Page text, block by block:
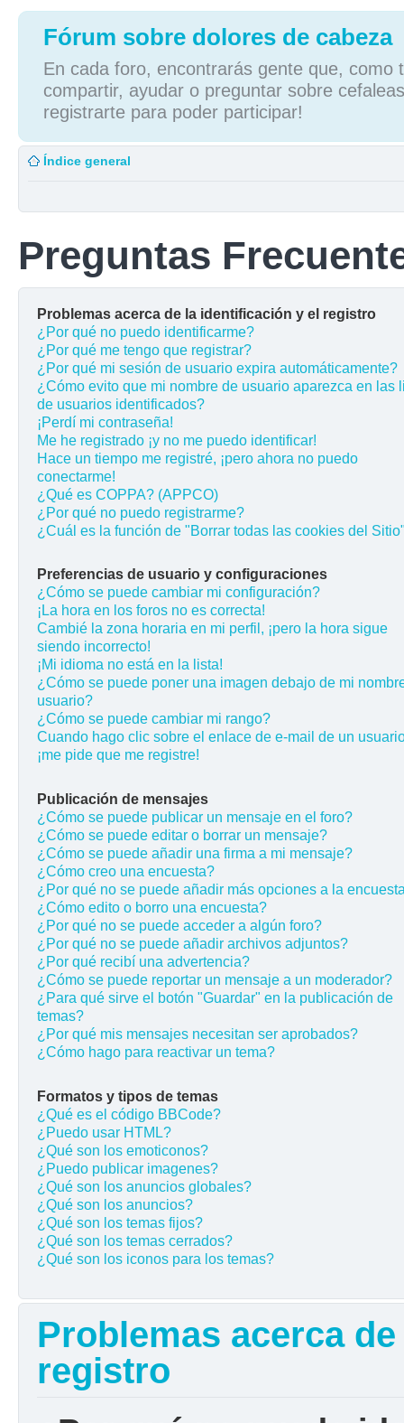
Fórum sobre dolores de cabeza
En cada foro, encontrarás gente que, como
compartir, ayudar o preguntar sobre
registrarte para poder participar!
Índice general
Preguntas
Problemas acerca de la identificación y el registro
¿Por qué no puedo identificarme?
¿Por qué me tengo que registrar?
¿Por qué mi sesión de usuario expira automáticamente?
¿Cómo evito que mi nombre de usuario aparezca en las
de usuarios identificados?
¡Perdí mi contraseña!
Me he registrado ¡y no me puedo identificar!
Hace un tiempo me registré, ¡pero ahora no puedo
conectarme!
¿Qué es COPPA? (APPCO)
¿Por qué no puedo registrarme?
¿Cuál es la función de "Borrar todas las cookies del
Preferencias de usuario y configuraciones
¿Cómo se puede cambiar mi configuración?
¡La hora en los foros no es correcta!
Cambié la zona horaria en mi perfil, ¡pero la hora sigue
siendo incorrecto!
¡Mi idioma no está en la lista!
¿Cómo se puede poner una imagen debajo de mi
usuario?
¿Cómo se puede cambiar mi rango?
Cuando hago clic sobre el enlace de e-mail de un
¡me pide que me registre!
Publicación de mensajes
¿Cómo se puede publicar un mensaje en el foro?
¿Cómo se puede editar o borrar un mensaje?
¿Cómo se puede añadir una firma a mi mensaje?
¿Cómo creo una encuesta?
¿Por qué no se puede añadir más opciones a la
¿Cómo edito o borro una encuesta?
¿Por qué no se puede acceder a algún foro?
¿Por qué no se puede añadir archivos adjuntos?
¿Por qué recibí una advertencia?
¿Cómo se puede reportar un mensaje a un moderador?
¿Para qué sirve el botón "Guardar" en la publicación de
temas?
¿Por qué mis mensajes necesitan ser aprobados?
¿Cómo hago para reactivar un tema?
Formatos y tipos de temas
¿Qué es el código BBCode?
¿Puedo usar HTML?
¿Qué son los emoticonos?
¿Puedo publicar imagenes?
¿Qué son los anuncios globales?
¿Qué son los anuncios?
¿Qué son los temas fijos?
¿Qué son los temas cerrados?
¿Qué son los iconos para los temas?
Problemas acerca
registro